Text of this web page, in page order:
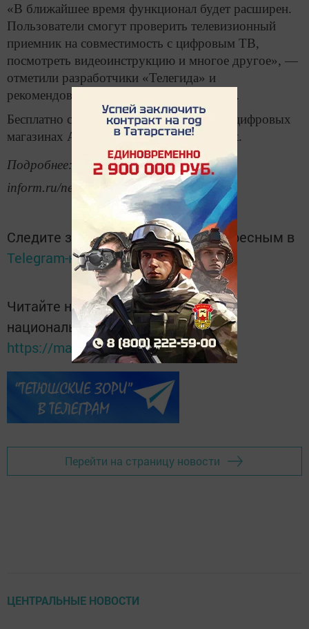
«В ближайшее время функционал будет расширен.
Пользователи смогут проверить телевизионный
приемник на совместимость с цифровым ТВ,
посмотреть видеоинструкцию и многое другое», —
отметили разработчики «Телегида» и
рекомендовали следить за обновлениями.
Бесплатно скачать приложение можно в цифровых
магазинах AppStore и Google Play Market.
Подробнее: https://www.tatar-
inform.ru/news/2019/01/22/639841/
Следите за самым важным и интересным в
Telegram-каналеТатмедиа
Читайте новости Татарстана в
национальном мессенджере MАХ:
https://max.ru/tatmedia
Перейти на страницу новости
ЦЕНТРАЛЬНЫЕ НОВОСТИ